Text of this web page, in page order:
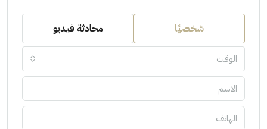
شخصيًا محادثة فيديو
الوقت